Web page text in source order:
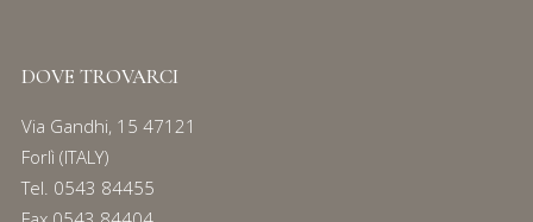
DOVE TROVARCI
Via Gandhi, 15 47121
Forlì (ITALY)
Tel. 0543 84455